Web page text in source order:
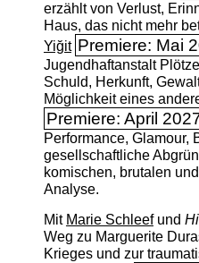
erzählt von Verlust,
Haus, das nicht mehr
Yiğit Premiere: Mai
Jugendhaftanstalt
Schuld, Herkunft,
Möglichkeit eines
Premiere: April
Performance, Glamour,
gesellschaftliche
komischen, brutalen
Analyse.
Mit Marie Schleefund
Weg zu Marguerite
Krieges und zur